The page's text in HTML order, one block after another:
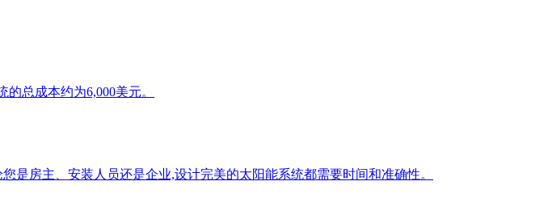
总成本约为6,000美元。
是房主、安装人员还是企业,设计完美的太阳能系统都需要时间和准确性。